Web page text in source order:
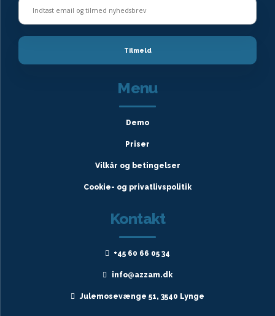
CVR: 29041993 © 2020 All rights reserved
Menu
Demo
Priser
Kontakt
+45 60 66 05 34